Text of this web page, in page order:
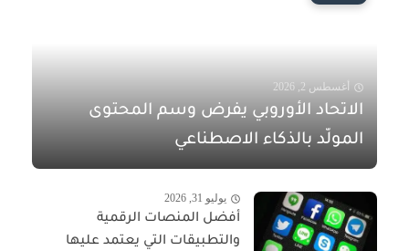
أغسطس 2, 2026
الاتحاد الأوروبي يفرض وسم المحتوى
المولّد بالذكاء الاصطناعي
يوليو 31, 2026
أفضل المنصات الرقمية
والتطبيقات التي يعتمد عليها